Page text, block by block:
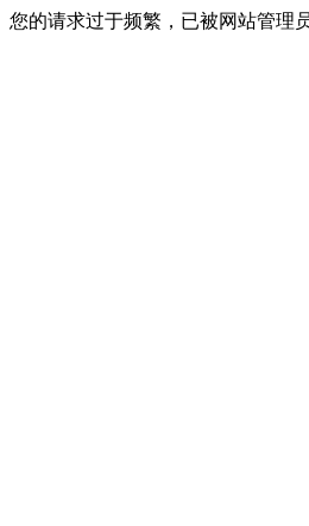
您的请求过于频繁，已被网站管理